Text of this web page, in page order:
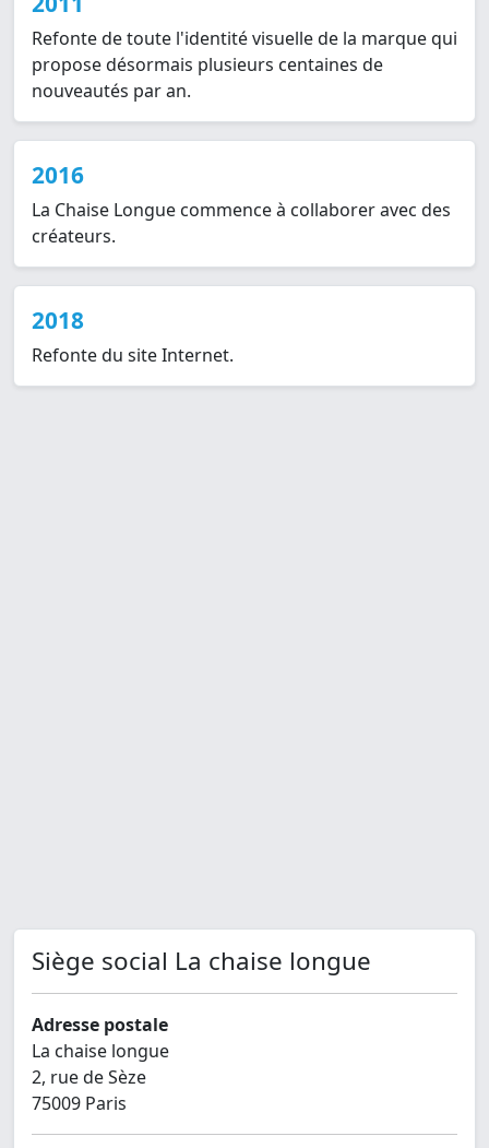
Refonte de toute l'identité visuelle de la marque qui
propose désormais plusieurs centaines de
nouveautés par an.
2016
La Chaise Longue commence à collaborer avec des
créateurs.
2018
Refonte du site Internet.
Siège social La chaise longue
Adresse postale
La chaise longue
2, rue de Sèze
75009 Paris